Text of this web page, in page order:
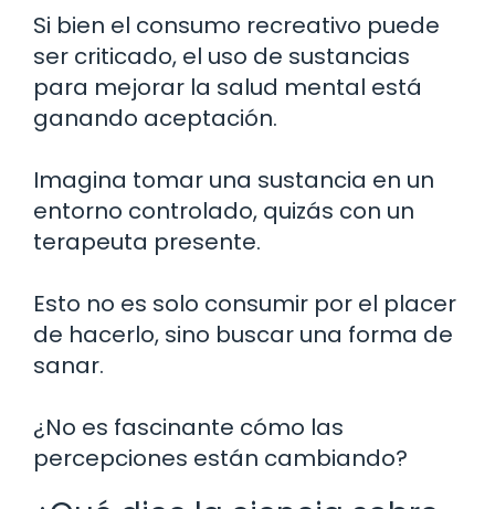
Si bien el consumo recreativo puede
ser criticado, el uso de sustancias
para mejorar la salud mental está
ganando aceptación.
Imagina tomar una sustancia en un
entorno controlado, quizás con un
terapeuta presente.
Esto no es solo consumir por el placer
de hacerlo, sino buscar una forma de
sanar.
¿No es fascinante cómo las
percepciones están cambiando?